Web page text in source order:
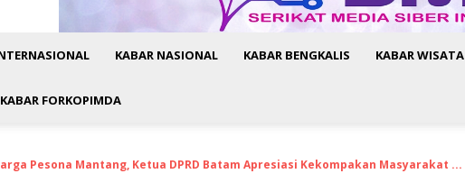
KABAR NASIONAL KABAR BENGKALIS KABAR WISATA
KABAR FORKOPIMDA
Pesona Mantang, Ketua DPRD Batam Apresiasi Kekompakan Masyarakat ...